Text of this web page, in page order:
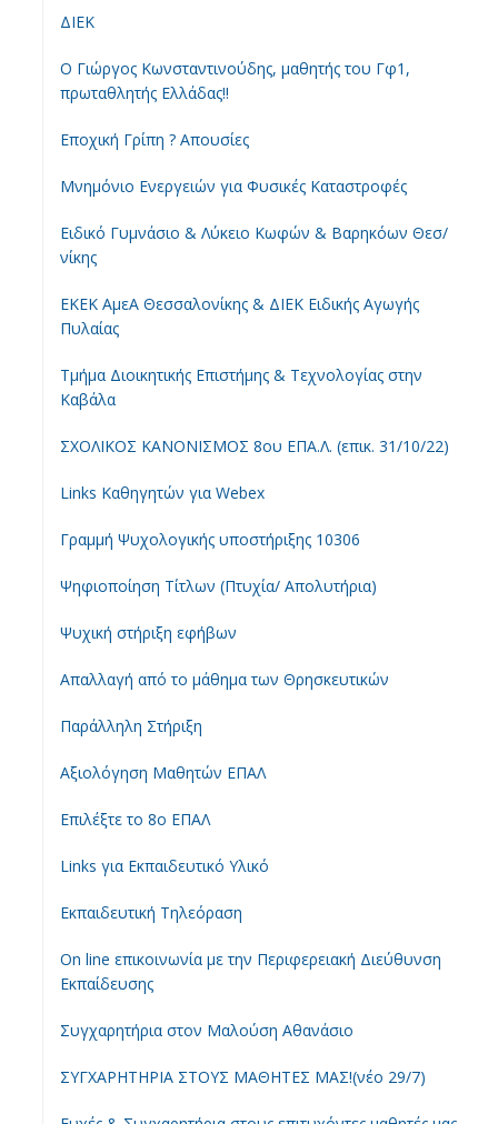
ΔΙΕΚ
Ο Γιώργος Κωνσταντινούδης, μαθητής του Γφ1,
πρωταθλητής Ελλάδας!!
Εποχική Γρίπη ? Απουσίες
Μνημόνιο Ενεργειών για Φυσικές Καταστροφές
Ειδικό Γυμνάσιο & Λύκειο Κωφών & Βαρηκόων Θεσ/
νίκης
ΕΚΕΚ ΑμεΑ Θεσσαλονίκης & ΔΙΕΚ Ειδικής Αγωγής
Πυλαίας
Τμήμα Διοικητικής Επιστήμης & Τεχνολογίας στην
Καβάλα
ΣΧΟΛΙΚΟΣ ΚΑΝΟΝΙΣΜΟΣ 8ου ΕΠΑ.Λ. (επικ. 31/10/22)
Links Καθηγητών για Webex
Γραμμή Ψυχολογικής υποστήριξης 10306
Ψηφιοποίηση Τίτλων (Πτυχία/ Απολυτήρια)
Ψυχική στήριξη εφήβων
Απαλλαγή από το μάθημα των Θρησκευτικών
Παράλληλη Στήριξη
Αξιολόγηση Μαθητών ΕΠΑΛ
Επιλέξτε το 8ο ΕΠΑΛ
Links για Εκπαιδευτικό Υλικό
Εκπαιδευτική Τηλεόραση
On line επικοινωνία με την Περιφερειακή Διεύθυνση
Εκπαίδευσης
Συγχαρητήρια στον Μαλούση Αθανάσιο
ΣΥΓΧΑΡΗΤΗΡΙΑ ΣΤΟΥΣ ΜΑΘΗΤΕΣ ΜΑΣ!(νέο 29/7)